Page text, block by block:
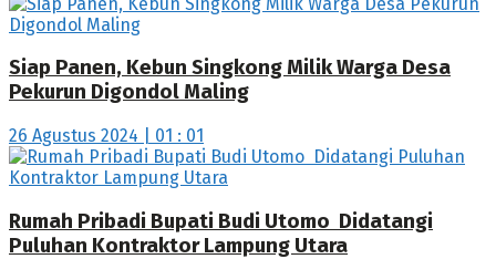
Siap Panen, Kebun Singkong Milik Warga Desa
Pekurun Digondol Maling
26 Agustus 2024 | 01 : 01
Rumah Pribadi Bupati Budi Utomo Didatangi
Puluhan Kontraktor Lampung Utara